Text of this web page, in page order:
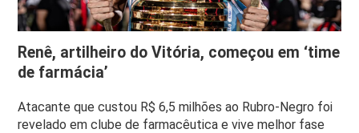
Renê, artilheiro do Vitória, começou em ‘time
de farmácia’
Atacante que custou R$ 6,5 milhões ao Rubro-Negro foi
revelado em clube de farmacêutica e vive melhor fase